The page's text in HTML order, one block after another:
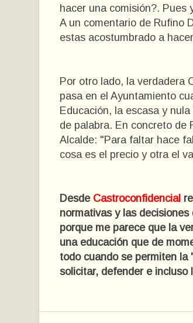
hacer una comisión?. Pues
A un comentario de Rufino
estas acostumbrado a
Por otro lado, la verdadera
pasa en el Ayuntamiento
Educación, la escasa y
de palabra. En concreto de
Alcalde: "Para faltar hace
cosa es el precio y otra el
Desde Castroconfidencial
normativas y las
porque me parece que la
una educación que de
todo cuando se permiten
solicitar, defender e incluso